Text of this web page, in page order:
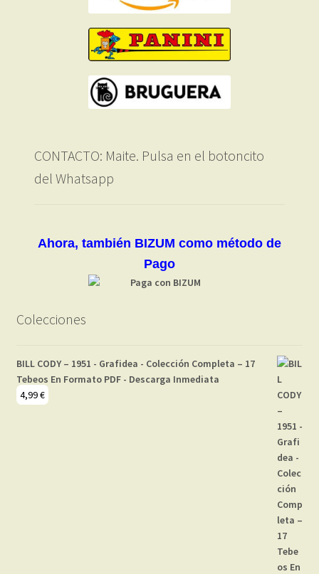
CONTACTO: Maite. Pulsa en el botoncito
del Whatsapp
Ahora, también BIZUM como método de
Pago
Colecciones
BILL CODY – 1951 - Grafidea - Colección Completa – 17
Tebeos En Formato PDF - Descarga Inmediata
4,99€